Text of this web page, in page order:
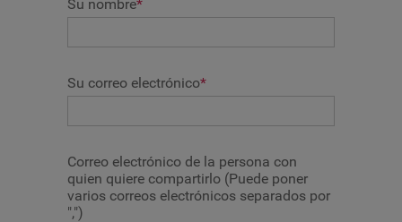
Su nombre*
Su correo electrónico*
Correo electrónico de la persona con
quien quiere compartirlo (Puede poner
varios correos electrónicos separados por
",")